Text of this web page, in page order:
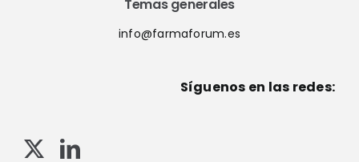
Temas generales
info@farmaforum.es
Síguenos en las redes: